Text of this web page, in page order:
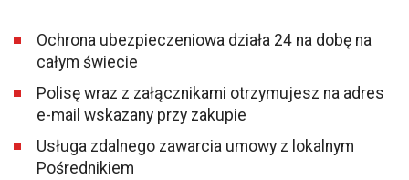
Ochrona ubezpieczeniowa działa 24 na dobę na
całym świecie
Polisę wraz z załącznikami otrzymujesz na adres
e-mail wskazany przy zakupie
Usługa zdalnego zawarcia umowy z lokalnym
Pośrednikiem